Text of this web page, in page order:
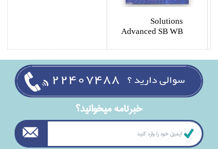
Solutions
Advanced SB WB
خبرنامه ميخوانيد؟